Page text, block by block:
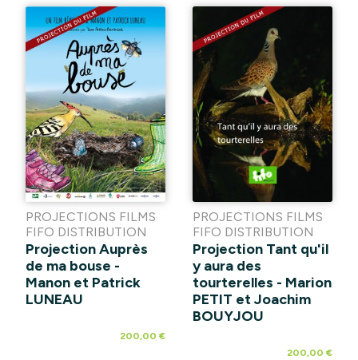
PROJECTIONS FILMS
FIFO DISTRIBUTION
Projection Auprès
de ma bouse -
Manon et Patrick
LUNEAU
200,00 €
PROJECTIONS FILMS
FIFO DISTRIBUTION
Projection Tant qu'il
y aura des
tourterelles - Marion
PETIT et Joachim
BOUYJOU
200,00 €